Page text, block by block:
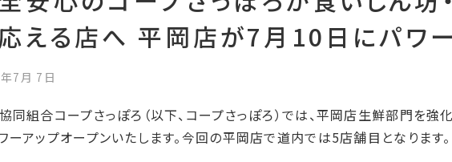
える店へ 平岡店が7月10日にパワ
7月 7日
同組合コープさっぽろ（以下、コープさっぽろ）では、平岡店生鮮部門を強
ーアップオープンいたします。今回の平岡店で道内では5店舗目となります。